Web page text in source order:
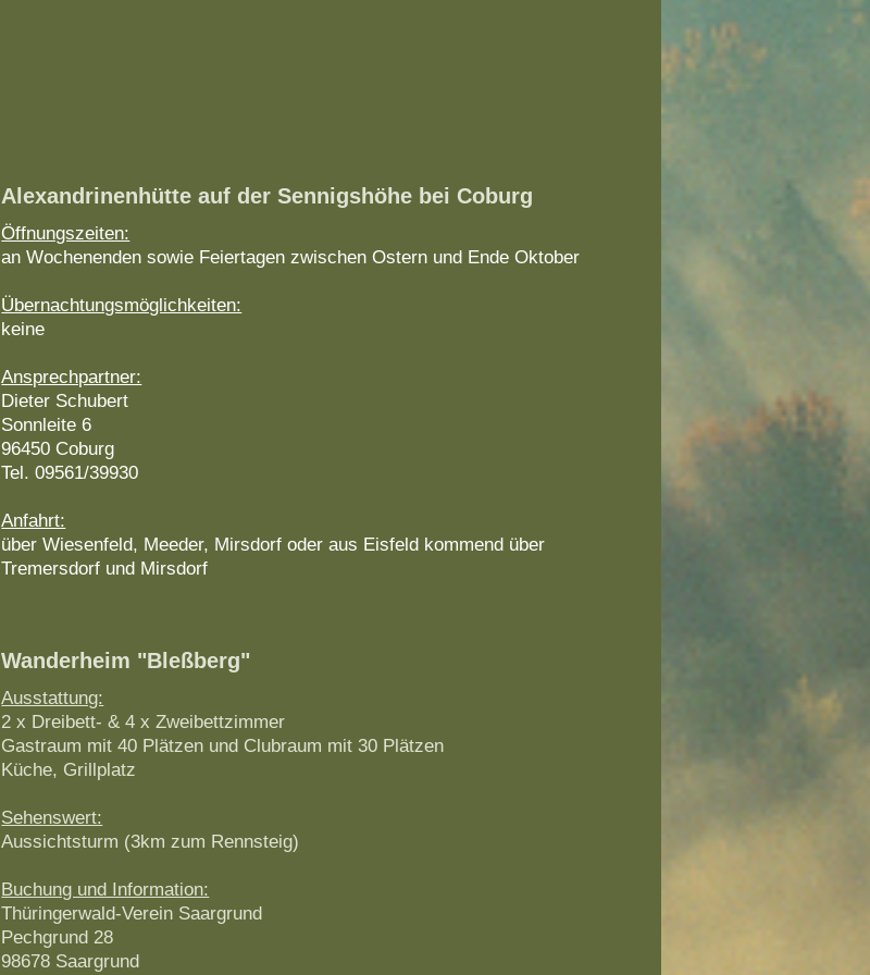
Alexandrinenhütte auf der Sennigshöhe bei Coburg
Öffnungszeiten:
an Wochenenden sowie Feiertagen zwischen Ostern und Ende Oktober
Übernachtungsmöglichkeiten:
keine
Ansprechpartner:
Dieter Schubert
Sonnleite 6
96450 Coburg
Tel. 09561/39930
Anfahrt:
über Wiesenfeld, Meeder, Mirsdorf oder aus Eisfeld kommend über
Tremersdorf und Mirsdorf
Wanderheim "Bleßberg"
Ausstattung:
2 x Dreibett- & 4 x Zweibettzimmer
Gastraum mit 40 Plätzen und Clubraum mit 30 Plätzen
Küche, Grillplatz
Sehenswert:
Aussichtsturm (3km zum Rennsteig)
Buchung und Information:
Thüringerwald-Verein Saargrund
Pechgrund 28
98678 Saargrund